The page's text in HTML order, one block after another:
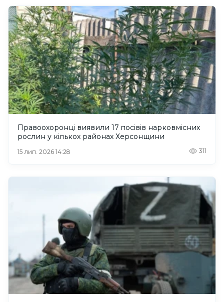
Правоохоронці виявили 17 посівів нарковмісних
рослин у кількох районах Херсонщини
15 лип. 2026 14:28 311